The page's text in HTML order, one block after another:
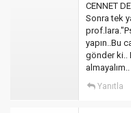
CENNET
Sonra tek
yapın..Bu
gönder ki..
almayalım..
Yanıtla